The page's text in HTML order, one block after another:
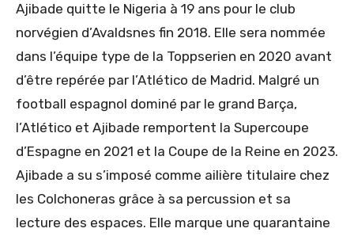
Ajibade quitte le Nigeria à 19 ans pour le club
norvégien d’Avaldsnes fin 2018. Elle sera nommée
dans l’équipe type de la Toppserien en 2020 avant
d’être repérée par l’Atlético de Madrid. Malgré un
football espagnol dominé par le grand Barça,
l’Atlético et Ajibade remportent la Supercoupe
d’Espagne en 2021 et la Coupe de la Reine en 2023.
Ajibade a su s’imposé comme ailière titulaire chez
les Colchoneras grâce à sa percussion et sa
lecture des espaces. Elle marque une quarantaine